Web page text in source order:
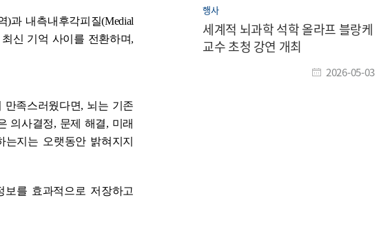
)과 내측내후각피질(Medial
신 기억 사이를 전환하며,
족스러웠다면, 뇌는 기존
의사결정, 문제 해결, 미래
지는 오랫동안 밝혀지지
를 효과적으로 저장하고
행사
세계적 뇌과학 석학 올라프 블랑케
교수 초청 강연 개최
2026-05-03